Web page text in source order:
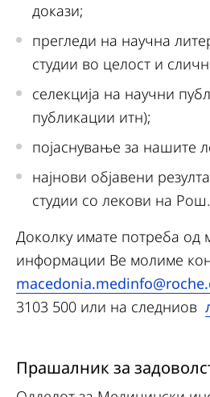
докази;
прегледи на научна
студии во целост и
селекција на научни
публикации итн);
појаснување за нашите
најнови објавени
студии со лекови на Рош.
Доколку имате потреба од
информации Ве молиме
3103 500 или на следниов
Прашалник за